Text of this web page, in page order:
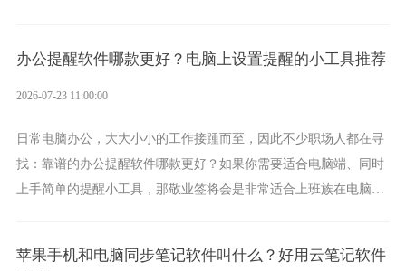
办公提醒软件哪款更好？电脑上设置提醒的小工具推荐
2026-07-23 11:00:00
日常电脑办公，大大小小的工作接踵而至，因此不少职场人都在寻
找：靠谱的办公提醒软件哪款更好？如果你需要适合电脑端、同时
上手简单的提醒小工具，那敬业签将会是非常适合上班族在电脑上
苹果手机和电脑同步笔记软件叫什么？好用云笔记软件